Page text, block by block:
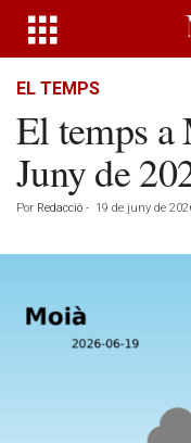
EL TEMPS
El temps a
Juny de
Por Redacció - 19 de juny de